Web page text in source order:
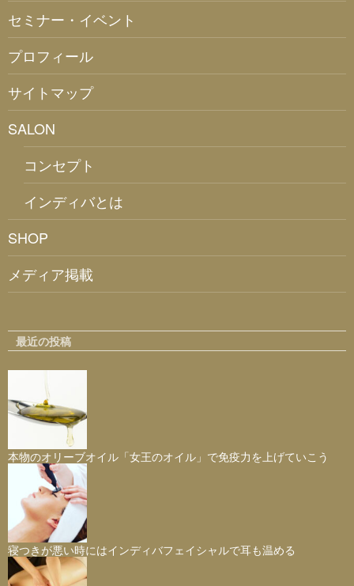
セミナー・イベント
プロフィール
サイトマップ
SALON
コンセプト
インディバとは
SHOP
メディア掲載
最近の投稿
本物のオリーブオイル「女王のオイル」で免疫力を上げていこう
寝つきが悪い時にはインディバフェイシャルで耳も温める